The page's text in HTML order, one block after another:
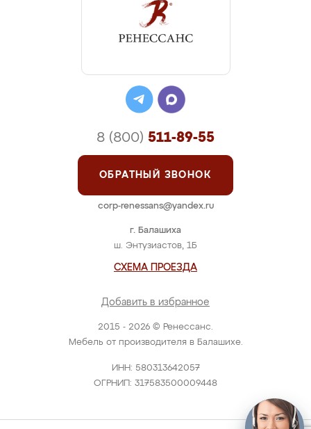
2015 - 2026 © Ренессанс.
Мебель от производителя в Балашихе.
ИНН: 580313642057
ОГРНИП: 317583500009448
г. Балашиха
ш. Энтузиастов, 1Б
СХЕМА ПРОЕЗДА
Добавить в избранное
8 (800) 511-89-55
ОБРАТНЫЙ ЗВОНОК
corp-renessans@yandex.ru